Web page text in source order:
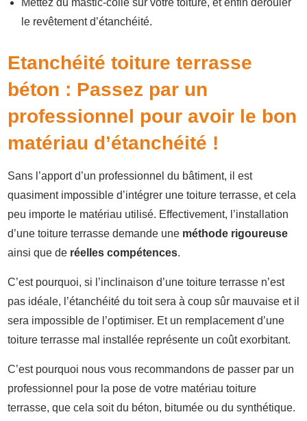
le revêtement d’étanchéité.
Etanchéité toiture terrasse
béton : Passez par un
professionnel pour avoir le bon
matériau d’étanchéité !
Sans l’apport d’un professionnel du bâtiment, il est
quasiment impossible d’intégrer une toiture terrasse, et cela
peu importe le matériau utilisé. Effectivement, l’installation
d’une toiture terrasse demande une méthode rigoureuse
ainsi que de réelles compétences.
C’est pourquoi, si l’inclinaison d’une toiture terrasse n’est
pas idéale, l’étanchéité du toit sera à coup sûr mauvaise et il
sera impossible de l’optimiser. Et un remplacement d’une
toiture terrasse mal installée représente un coût exorbitant.
C’est pourquoi nous vous recommandons de passer par un
professionnel pour la pose de votre matériau toiture
terrasse, que cela soit du béton, bitumée ou du synthétique.